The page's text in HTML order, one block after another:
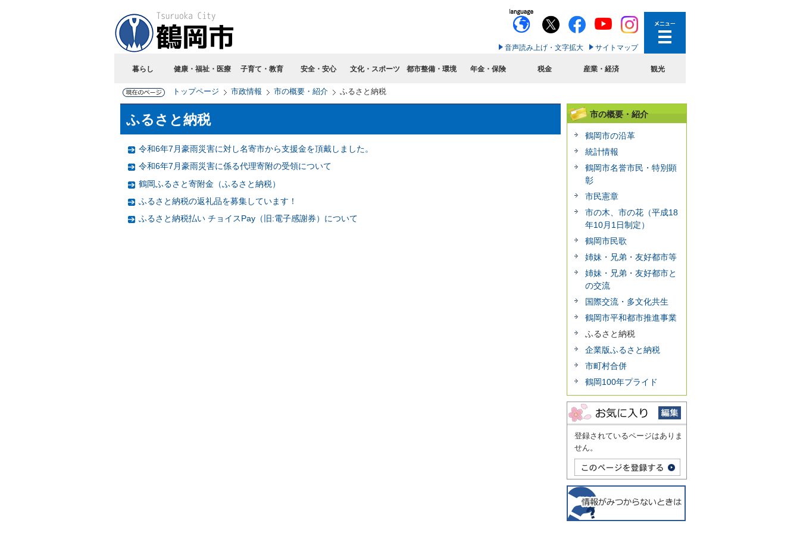
音声読み上げ・文字拡大 サイトマップ
暮らし 健康・福祉・医療 子育て・教育 安全・安心 文化・スポーツ 都市整備・環境 年金・保険 税金 産業・経済 観光
トップページ 市政情報 市の概要・紹介 ふるさと納税
ふるさと納税
令和6年7月豪雨災害に対し名寄市から支援金を頂戴しました。
令和6年7月豪雨災害に係る代理寄附の受領について
鶴岡ふるさと寄附金（ふるさと納税）
ふるさと納税の返礼品を募集しています！
ふるさと納税払い チョイスPay（旧:電子感謝券）について
市の概要・紹介
鶴岡市の沿革
統計情報
鶴岡市名誉市民・特別顕
彰
市民憲章
市の木、市の花（平成18
年10月1日制定）
鶴岡市民歌
姉妹・兄弟・友好都市等
姉妹・兄弟・友好都市と
の交流
国際交流・多文化共生
鶴岡市平和都市推進事業
ふるさと納税
企業版ふるさと納税
市町村合併
鶴岡100年プライド
登録されているページはありま
せん。